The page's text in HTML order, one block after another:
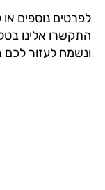
נוספים או
אלינו בטלפון
לעזור לכם בכל